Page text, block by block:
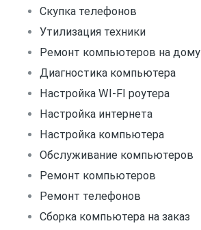
Скупка телефонов
Утилизация техники
Ремонт компьютеров на дому
Диагностика компьютера
Настройка WI-FI роутера
Настройка интернета
Настройка компьютера
Обслуживание компьютеров
Ремонт компьютеров
Ремонт телефонов
Сборка компьютера на заказ